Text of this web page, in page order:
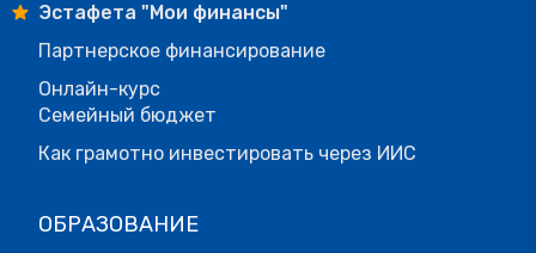
Эстафета "Мои финансы"
Партнерское финансирование
Онлайн-курс
Семейный бюджет
Как грамотно инвестировать через ИИС
ОБРАЗОВАНИЕ